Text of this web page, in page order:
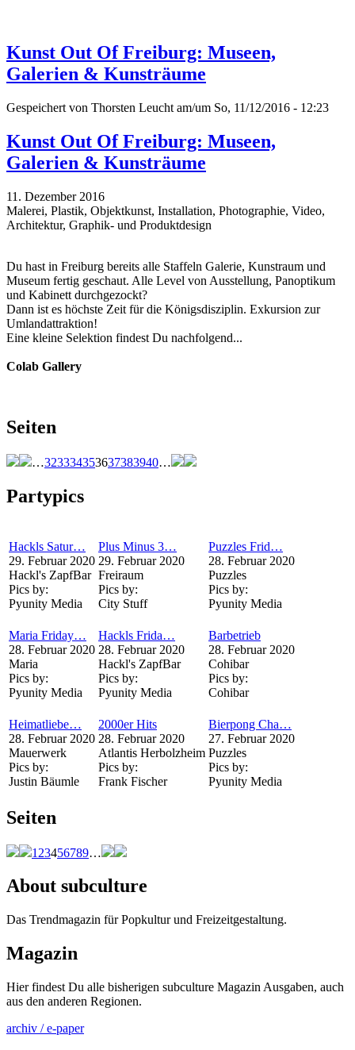
Kunst Out Of Freiburg: Museen,
Galerien & Kunsträume
Gespeichert von Thorsten Leucht am/um So, 11/12/2016 - 12:23
Kunst Out Of Freiburg: Museen,
Galerien & Kunsträume
11. Dezember 2016
Malerei, Plastik, Objektkunst, Installation, Photographie, Video,
Architektur, Graphik- und Produktdesign
Du hast in Freiburg bereits alle Staffeln Galerie, Kunstraum und
Museum fertig geschaut. Alle Level von Ausstellung, Panoptikum
und Kabinett durchgezockt?
Dann ist es höchste Zeit für die Königsdisziplin. Exkursion zur
Umlandattraktion!
Eine kleine Selektion findest Du nachfolgend...
Colab Gallery
Seiten
…323334353637383940…
Partypics
Hackls Satur…
29. Februar 2020
Hackl's ZapfBar
Pics by:
Pyunity Media
Plus Minus 3…
29. Februar 2020
Freiraum
Pics by:
City Stuff
Puzzles Frid…
28. Februar 2020
Puzzles
Pics by:
Pyunity Media
Maria Friday…
28. Februar 2020
Maria
Pics by:
Pyunity Media
Hackls Frida…
28. Februar 2020
Hackl's ZapfBar
Pics by:
Pyunity Media
Barbetrieb
28. Februar 2020
Cohibar
Pics by:
Cohibar
Heimatliebe…
28. Februar 2020
Mauerwerk
Pics by:
Justin Bäumle
2000er Hits
28. Februar 2020
Atlantis Herbolzheim
Pics by:
Frank Fischer
Bierpong Cha…
27. Februar 2020
Puzzles
Pics by:
Pyunity Media
Seiten
1 23456789…
About subculture
Das Trendmagazin für Popkultur und Freizeitgestaltung.
Magazin
Hier findest Du alle bisherigen subculture Magazin Ausgaben, auch
aus den anderen Regionen.
archiv / e-paper